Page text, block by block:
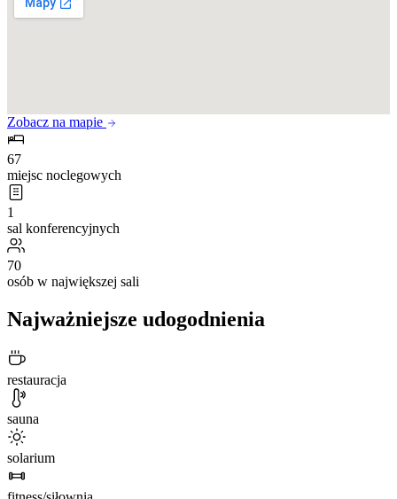
Zobacz na mapie
67
miejsc noclegowych
1
sal konferencyjnych
70
osób w największej sali
Najważniejsze udogodnienia
restauracja
sauna
solarium